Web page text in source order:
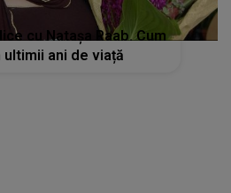
cu Natașa Raab. Cum
ani de viață